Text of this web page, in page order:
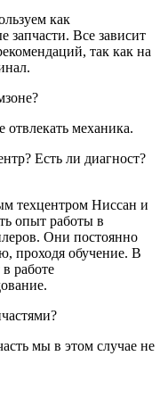
как
запчасти. Все зависит
так как на
механика.
Есть ли диагност?
техцентром Ниссан и
опыт работы в
Они постоянно
проходя обучение. В
работе
мы в этом случае не